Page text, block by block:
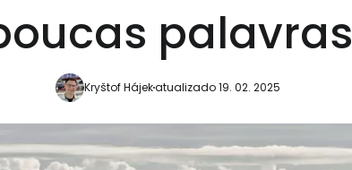
palavras
Kryštof Hájekatualizado 19. 02. 2025